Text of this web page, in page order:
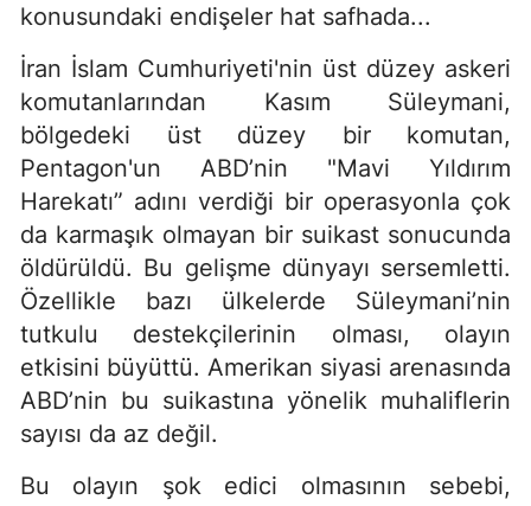
konusundaki endişeler hat safhada...
İran İslam Cumhuriyeti'nin üst düzey askeri
komutanlarından Kasım Süleymani,
bölgedeki üst düzey bir komutan,
Pentagon'un ABD’nin "Mavi Yıldırım
Harekatı” adını verdiği bir operasyonla çok
da karmaşık olmayan bir suikast sonucunda
öldürüldü. Bu gelişme dünyayı sersemletti.
Özellikle bazı ülkelerde Süleymani’nin
tutkulu destekçilerinin olması, olayın
etkisini büyüttü. Amerikan siyasi arenasında
ABD’nin bu suikastına yönelik muhaliflerin
sayısı da az değil.
Bu olayın şok edici olmasının sebebi,